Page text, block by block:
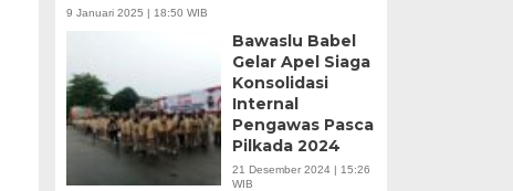
9 Januari 2025 | 18:50 WIB
Bawaslu Babel
Gelar Apel Siaga
Konsolidasi
Internal
Pengawas Pasca
Pilkada 2024
21 Desember 2024 | 15:26
WIB